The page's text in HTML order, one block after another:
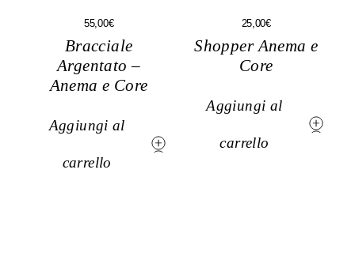
55,00€
Bracciale
Argentato –
Anema e Core
Aggiungi al
carrello
25,00€
Shopper Anema e
Core
Aggiungi al
carrello